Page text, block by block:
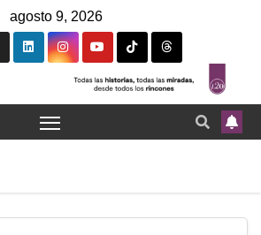
agosto 9, 2026